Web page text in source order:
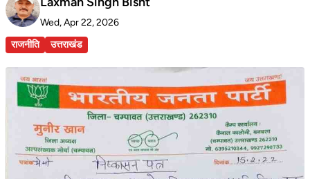
Wed, Apr 22, 2026
राजनीति
उत्तराखंड